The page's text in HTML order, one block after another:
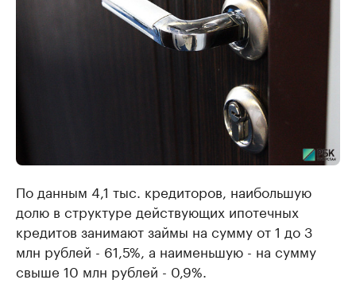
По данным 4,1 тыс. кредиторов, наибольшую
долю в структуре действующих ипотечных
кредитов занимают займы на сумму от 1 до 3
млн рублей - 61,5%, а наименьшую - на сумму
свыше 10 млн рублей - 0,9%.